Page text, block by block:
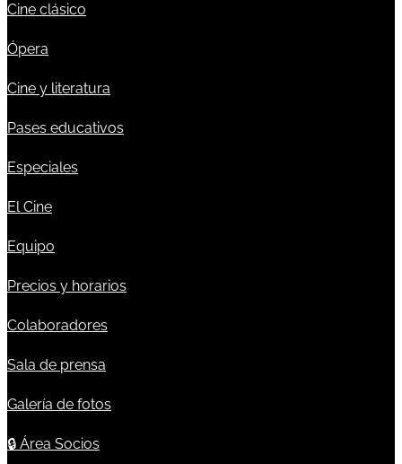
Cine clásico
Ópera
Cine y literatura
Pases educativos
Especiales
El Cine
Equipo
Precios y horarios
Colaboradores
Sala de prensa
Galería de fotos
🔒 Área Socios